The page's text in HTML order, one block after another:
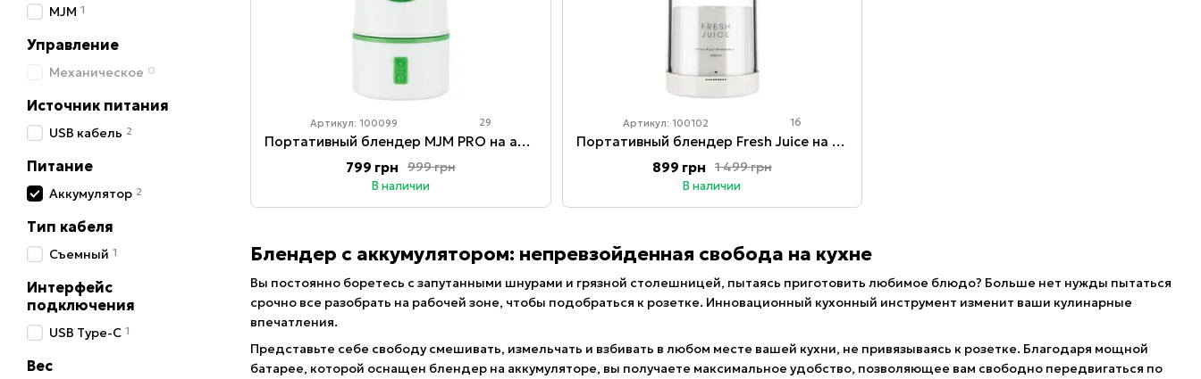
Блендер с аккумулятором: непревзойденная свобода на кухне
Вы постоянно боретесь с запутанными шнурами и грязной столешницей, пытаясь приготовить любимое блюдо? Больше нет нужды пытаться
срочно все разобрать на рабочей зоне, чтобы подобраться к розетке. Инновационный кухонный инструмент изменит ваши кулинарные
впечатления.
Представьте себе свободу смешивать, измельчать и взбивать в любом месте вашей кухни, не привязываясь к розетке. Благодаря мощной
батарее, которой оснащен блендер на аккумуляторе, вы получаете максимальное удобство, позволяющее вам свободно передвигаться по
Артикул: 100099 29
Портативный блендер MJM PRO на аккумуляторе (мини блендер) Green
999 грн
799 грн
В наличии
Артикул: 100102 16
Портативный блендер Fresh Juice на аккумуляторе, бутылка блендер (мини блендер) White
1 499 грн
899 грн
В наличии
MJM 1
Управление
Механическое 0
Источник питания
USB кабель 2
Питание
Аккумулятор 2
Тип кабеля
Съемный 1
Интерфейс
подключения
USB Type-C 1
Вес